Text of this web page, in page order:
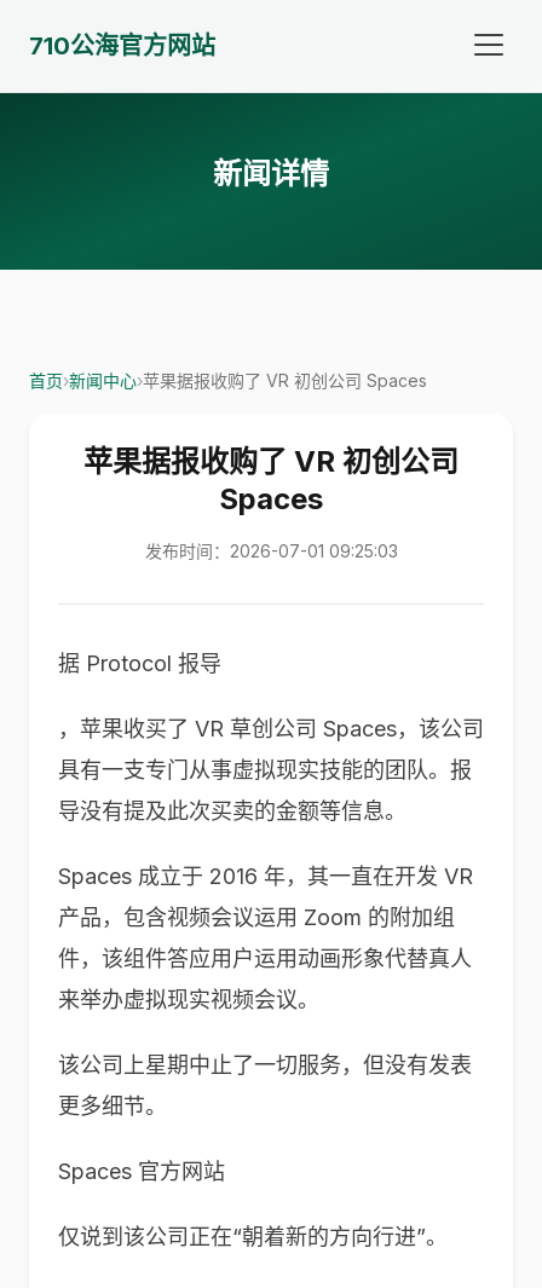
710公海官方网站
新闻详情
首页›新闻中心›苹果据报收购了 VR 初创公司 Spaces
苹果据报收购了 VR 初创公司
Spaces
发布时间：2026-07-01 09:25:03
据 Protocol 报导
，苹果收买了 VR 草创公司 Spaces，该公司
具有一支专门从事虚拟现实技能的团队。报
导没有提及此次买卖的金额等信息。
Spaces 成立于 2016 年，其一直在开发 VR
产品，包含视频会议运用 Zoom 的附加组
件，该组件答应用户运用动画形象代替真人
来举办虚拟现实视频会议。
该公司上星期中止了一切服务，但没有发表
更多细节。
Spaces 官方网站
仅说到该公司正在“朝着新的方向行进”。